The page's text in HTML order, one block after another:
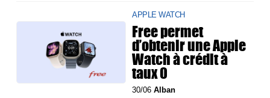
APPLE WATCH
Free permet
d’obtenir une Apple
Watch à crédit à
taux 0
30/06Alban